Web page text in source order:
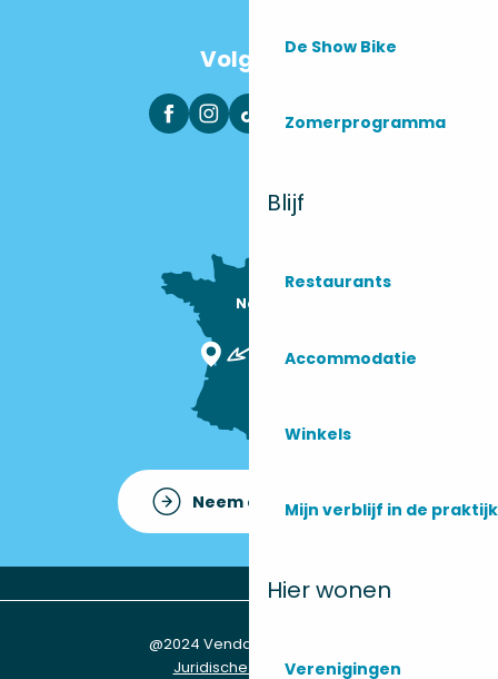
De Show Bike
Zomerprogramma
Blijf
Restaurants
Accommodatie
Winkels
Mijn verblijf in de praktijk
Hier wonen
Verenigingen
Volg ons
Nous sommes
Neem contact op met
@2024 Vendays-Montalivet
Juridische informatie